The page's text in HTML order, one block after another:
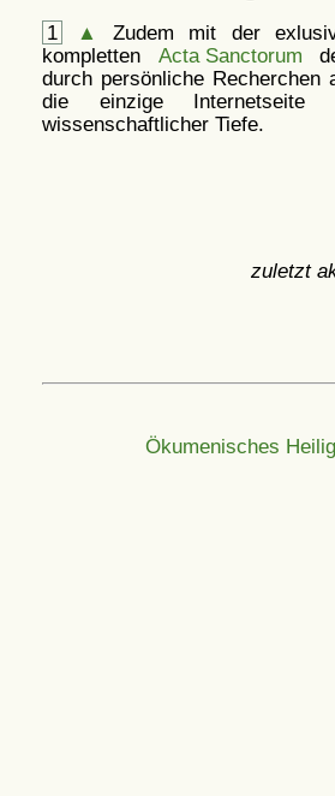
1 ▲
Zudem mit der
kompletten Acta Sanctorum
durch persönliche Recherchen
die einzige
wissenschaftlicher Tiefe.
zuletzt
Ökumenisches